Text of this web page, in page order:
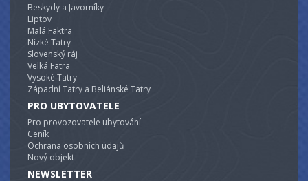
Beskydy a Javorníky
Liptov
Malá Faktra
Nízké Tatry
Slovenský ráj
Velká Fatra
Vysoké Tatry
Západní Tatry a Beliánské Tatry
PRO UBYTOVATELE
Pro provozovatele ubytování
Ceník
Ochrana osobních údajů
Nový objekt
NEWSLETTER